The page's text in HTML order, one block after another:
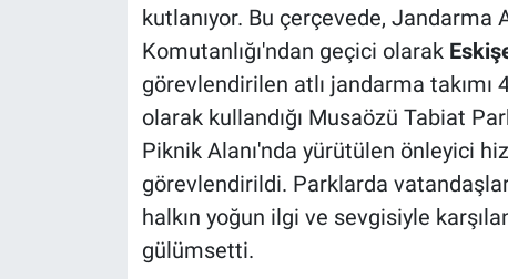
kutlanıyor. Bu çerçevede,
Komutanlığı'ndan geçici olarak
görevlendirilen atlı jandarma takımı
olarak kullandığı Musaözü Tabiat
Piknik Alanı'nda yürütülen önleyici
görevlendirildi. Parklarda
halkın yoğun ilgi ve sevgisiyle
gülümsetti.